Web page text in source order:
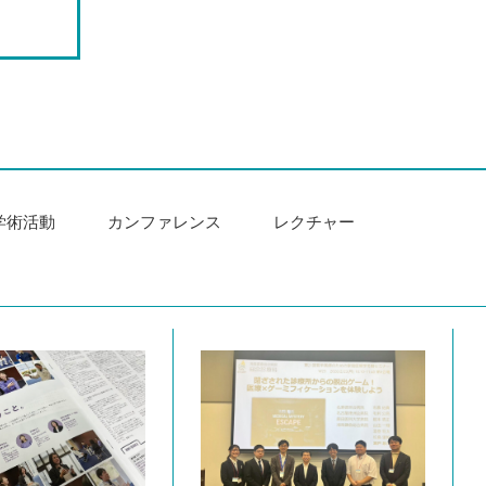
術活動 カンファレンス レクチャー